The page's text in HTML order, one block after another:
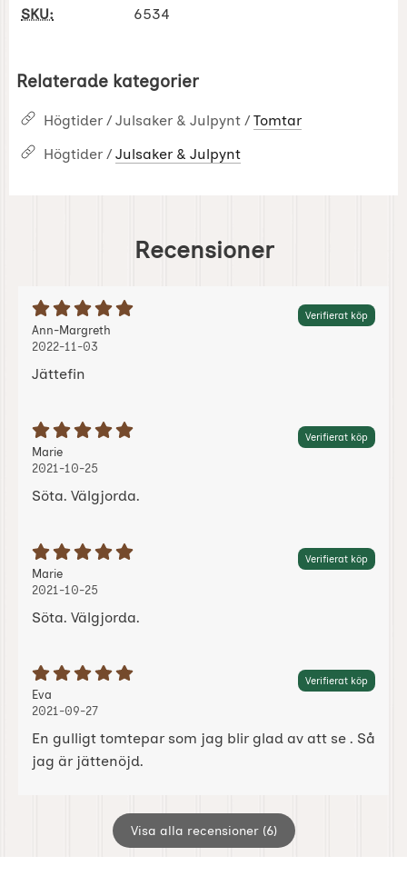
SKU: 6534
Relaterade kategorier
Högtider / Julsaker & Julpynt / Tomtar
Högtider / Julsaker & Julpynt
Recensioner
Betyg: 5 Stjärnor av 5 Verifierat köp
Recension av:
Ann-Margreth
2022-11-03
Jättefin
Betyg: 5 Stjärnor av 5 Verifierat köp
Recension av:
Marie, 2021-10-25
, 2021-10-25
2021-10-25
Söta. Välgjorda.
Betyg: 5 Stjärnor av 5 Verifierat köp
Recension av:
Marie, 2021-10-25
, 2021-10-25
2021-10-25
Söta. Välgjorda.
Betyg: 5 Stjärnor av 5 Verifierat köp
Recension av:
Eva
2021-09-27
En gulligt tomtepar som jag blir glad av att se . Så
jag är jättenöjd.
Visa alla recensioner (6)